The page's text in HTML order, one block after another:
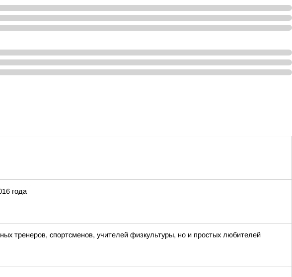
года
спортсменов, учителей физкультуры, но и простых любителей